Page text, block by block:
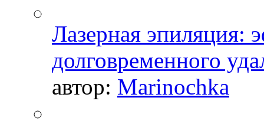
Лазерная эпиляция:
долговременного
автор: Marinochka